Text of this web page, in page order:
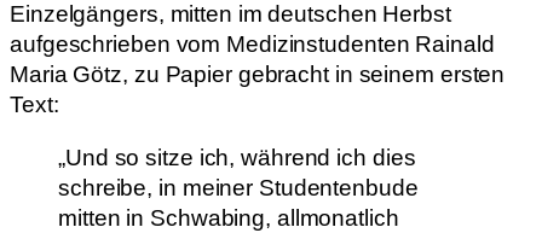
Einzelgängers, mitten im deutschen Herbst
aufgeschrieben vom Medizinstudenten Rainald
Maria Götz, zu Papier gebracht in seinem ersten
Text:
„Und so sitze ich, während ich dies
schreibe, in meiner Studentenbude
mitten in Schwabing, allmonatlich